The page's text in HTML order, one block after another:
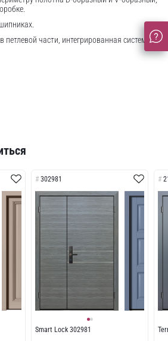
части, интегрированная система
302981
Smart Lock 302981